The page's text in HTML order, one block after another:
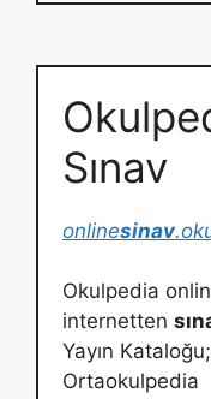
Sınav
onlinesinav
Okulpedia
internetten
Yayın
Ortaokulpedia